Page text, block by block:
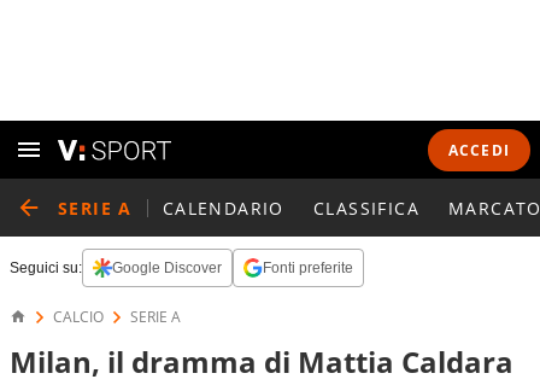
ACCEDI
SERIE A CALENDARIO CLASSIFICA
Seguici su: Google Discover Fonti preferite
CALCIO SERIE A
Milan, il dramma di Mattia Caldara